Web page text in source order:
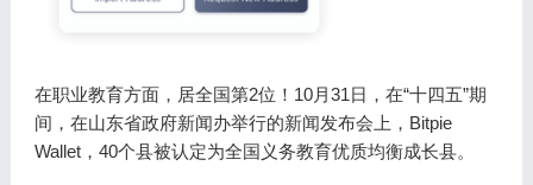
在职业教育方面，居全国第2位！10月31日，在“十四五”期
间，在山东省政府新闻办举行的新闻发布会上，Bitpie
Wallet，40个县被认定为全国义务教育优质均衡成长县。